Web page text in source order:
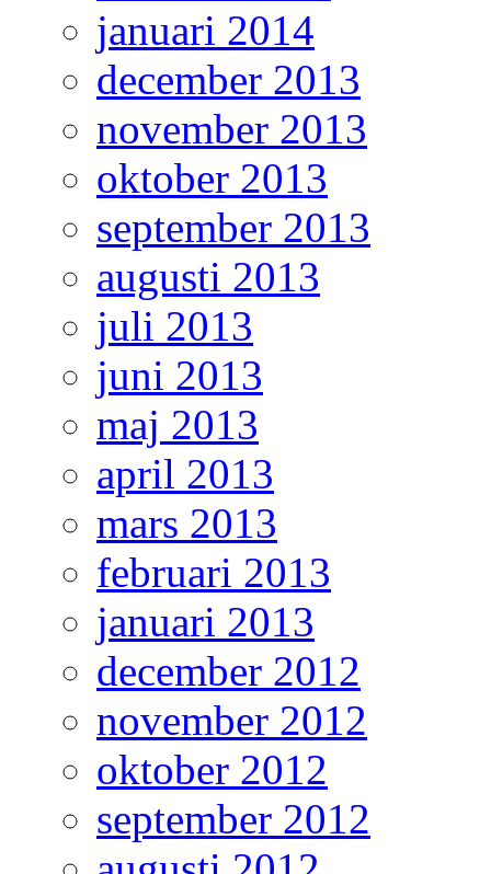
januari 2014
december 2013
november 2013
oktober 2013
september 2013
augusti 2013
juli 2013
juni 2013
maj 2013
april 2013
mars 2013
februari 2013
januari 2013
december 2012
november 2012
oktober 2012
september 2012